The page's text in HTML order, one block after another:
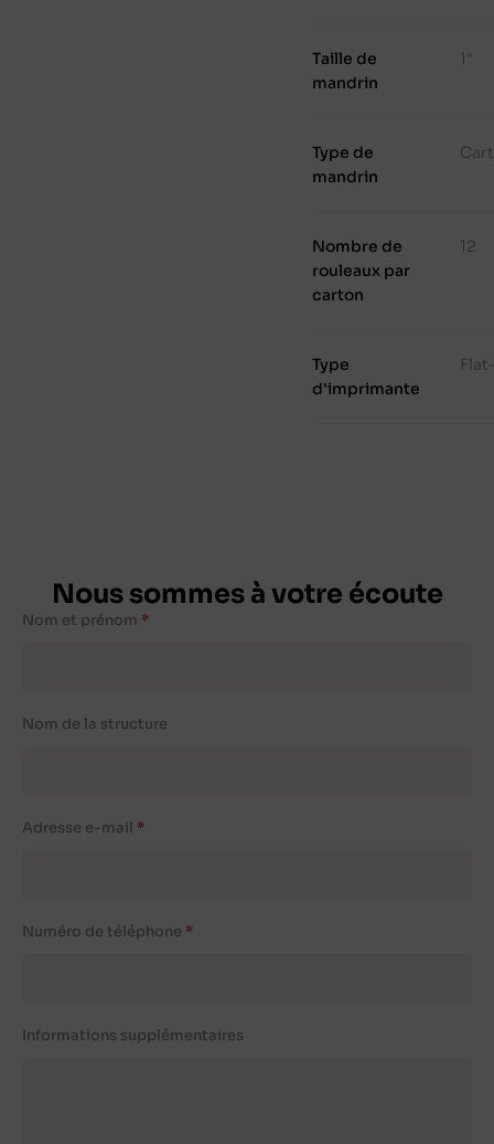
Taille de
mandrin
1"
Type de
mandrin
Nombre de
rouleaux par
carton
12
Type
d'imprimante
Nous sommes à votre écoute
Nom et prénom
Nom de la structure
Adresse e-mail
Numéro de téléphone
Informations supplémentaires